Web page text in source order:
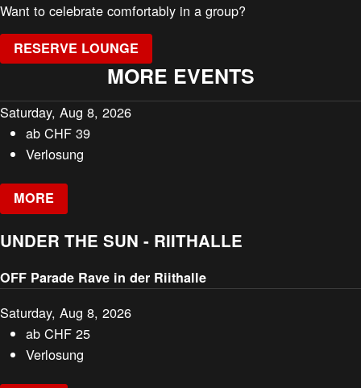
Want to celebrate comfortably in a group?
RESERVE LOUNGE
MORE EVENTS
Saturday, Aug 8, 2026
abCHF 39
Verlosung
MORE
UNDER THE SUN - RIITHALLE
OFF Parade Rave in der Riithalle
Saturday, Aug 8, 2026
abCHF 25
Verlosung